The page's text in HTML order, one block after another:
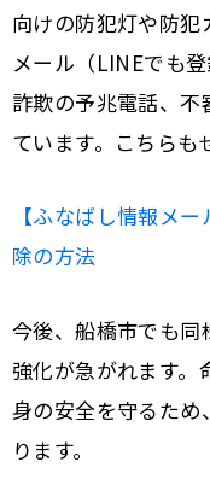
向けの防犯灯や防
メール（LINEでも
詐欺の予兆電話、
ています。こちらも
【ふなばし情報メ
除の方法
今後、船橋市でも
強化が急がれます。
身の安全を守るた
ります。